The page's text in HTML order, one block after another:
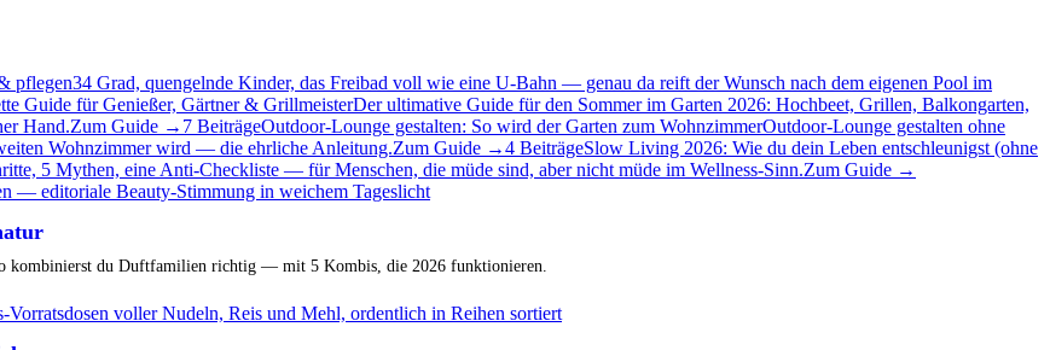
pflegen34 Grad, quengelnde Kinder, das Freibad voll wie eine U-Bahn — genau da reift der Wunsch nach dem eigenen Pool im
Guide für Genießer, Gärtner & GrillmeisterDer ultimative Guide für den Sommer im Garten 2026: Hochbeet, Grillen, Balkongarten,
Hand.Zum Guide → 7 BeiträgeOutdoor-Lounge gestalten: So wird der Garten zum WohnzimmerOutdoor-Lounge gestalten ohne
Wohnzimmer wird — die ehrliche Anleitung.Zum Guide →4 BeiträgeSlow Living 2026: Wie du dein Leben entschleunigst (ohne
5 Mythen, eine Anti-Checkliste — für Menschen, die müde sind, aber nicht müde im Wellness-Sinn.Zum Guide →
kombinierst du Duftfamilien richtig — mit 5 Kombis, die 2026 funktionieren.